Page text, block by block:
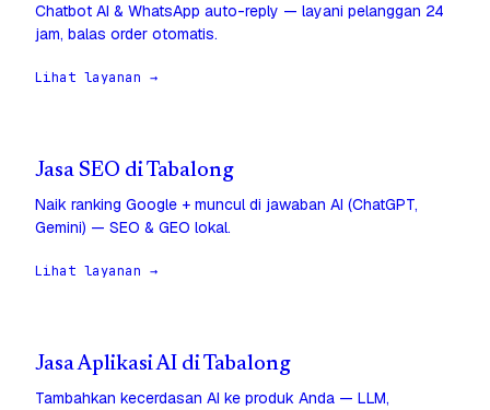
Chatbot AI & WhatsApp auto-reply — layani pelanggan 24
jam, balas order otomatis.
Lihat layanan →
Jasa SEO di Tabalong
Naik ranking Google + muncul di jawaban AI (ChatGPT,
Gemini) — SEO & GEO lokal.
Lihat layanan →
Jasa Aplikasi AI di Tabalong
Tambahkan kecerdasan AI ke produk Anda — LLM,